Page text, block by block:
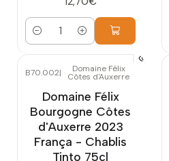
Quantidade
B70.002| Domaine Félix
Côtes d'Auxerre
Domaine Félix
Bourgogne Côtes
d'Auxerre 2023
França - Chablis
Tinto 75cl